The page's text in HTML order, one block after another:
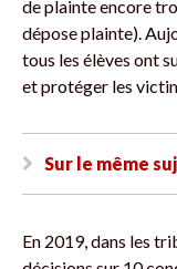
de plainte encore
dépose plainte).
tous les élèves ont
et protéger les
Sur le même
En 2019, dans les